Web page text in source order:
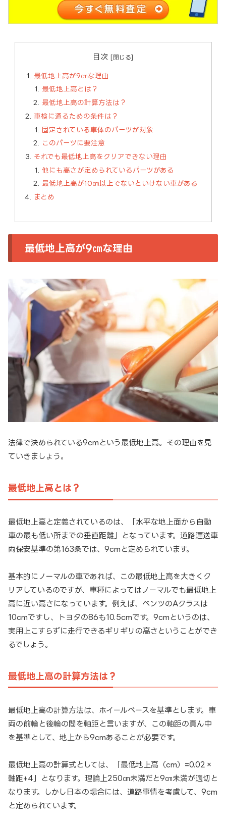
目次
最低地上高が9㎝な理由
最低地上高とは？
最低地上高の計算方法は？
車検に通るための条件は？
固定されている車体のパーツが対象
このパーツに要注意
それでも最低地上高をクリアできない理由
他にも高さが定められているパーツがある
最低地上高が10㎝以上でないといけない車がある
まとめ
最低地上高が9㎝な理由
法律で決められている9cmという最低地上高。その理由を見
ていきましょう。
最低地上高とは？
最低地上高と定義されているのは、「水平な地上面から自動
車の最も低い所までの垂直距離」となっています。道路運送車
両保安基準の第163条では、9cmと定められています。
基本的にノーマルの車であれば、この最低地上高を大きくク
リアしているのですが、車種によってはノーマルでも最低地上
高に近い高さになっています。例えば、ベンツのAクラスは
10cmですし、トヨタの86も10.5cmです。9cmというのは、
実用上こすらずに走行できるギリギリの高さということができ
るでしょう。
最低地上高の計算方法は？
最低地上高の計算方法は、ホイールベースを基準とします。車
両の前輪と後輪の間を軸距と言いますが、この軸距の真ん中
を基準として、地上から9cmあることが必要です。
最低地上高の計算式としては、「最低地上高（cm）=0.02×
軸距+4」となります。理論上250㎝未満だと9㎝未満が適切と
なります。しかし日本の場合には、道路事情を考慮して、9cm
と定められています。